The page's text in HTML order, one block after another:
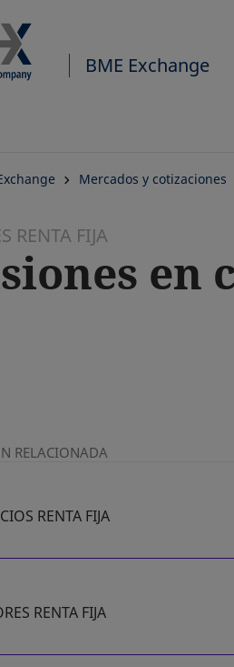
BME Exchange
Mercados y cotizaciones
RENTA FIJA
en
RELACIONADA
RENTA FIJA
EN UNA PESTAÑA NUEVA
RENTA FIJA